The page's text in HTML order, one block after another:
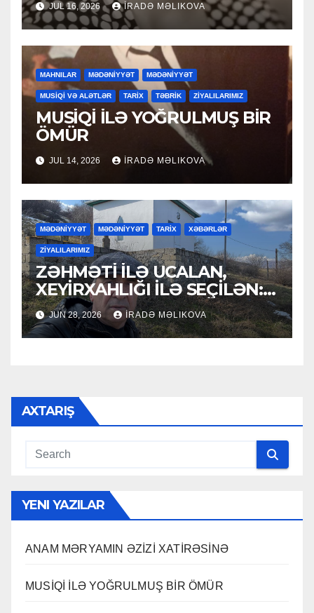
JUL 16, 2026 İRADƏ MƏLIKOVA
MAHNILAR MƏDƏNİYYƏT MƏDƏNİYYƏT
MUSİQİ VƏ ALƏTLƏR TARİX TƏBRİK ZİYALILARIMIZ
MUSİQİ İLƏ YOĞRULMUŞ BİR
ÖMÜR
JUL 14, 2026 İRADƏ MƏLIKOVA
MƏDƏNİYYƏT MƏDƏNİYYƏT TARİX XƏBƏRLƏR
ZİYALILARIMIZ
ZƏHMƏTİ İLƏ UCALAN,
XEYİRXAHLIĞI İLƏ SEÇİLƏN:
HACI RAMAZAN QULİYEV
JUN 28, 2026 İRADƏ MƏLIKOVA
AXTARIŞ
YENI YAZILAR
ANAM MƏRYAMIN ƏZİZİ XATİRƏSİNƏ
MUSİQİ İLƏ YOĞRULMUŞ BİR ÖMÜR